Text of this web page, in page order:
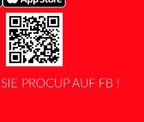
PROCUP AUF FB !